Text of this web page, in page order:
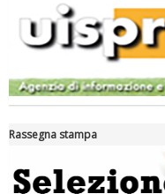
Rassegna stampa